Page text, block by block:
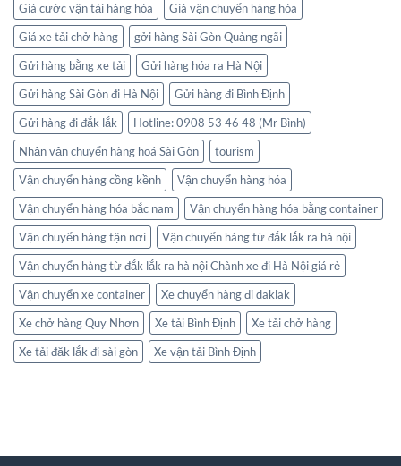
Giá cước vận tải hàng hóa
Giá vận chuyển hàng hóa
Giá xe tải chở hàng
gởi hàng Sài Gòn Quảng ngãi
Gửi hàng bằng xe tải
Gửi hàng hóa ra Hà Nội
Gửi hàng Sài Gòn đi Hà Nội
Gửi hàng đi Bình Định
Gửi hàng đi đắk lắk
Hotline: 0908 53 46 48 (Mr Bình)
Nhận vận chuyển hàng hoá Sài Gòn
tourism
Vận chuyển hàng cồng kềnh
Vận chuyển hàng hóa
Vận chuyển hàng hóa bắc nam
Vận chuyển hàng hóa bằng container
Vận chuyển hàng tận nơi
Vận chuyển hàng từ đắk lắk ra hà nội
Vận chuyển hàng từ đắk lắk ra hà nội Chành xe đi Hà Nội giá rẻ
Vận chuyển xe container
Xe chuyển hàng đi daklak
Xe chở hàng Quy Nhơn
Xe tải Bình Định
Xe tải chở hàng
Xe tải đăk lắk đi sài gòn
Xe vận tải Bình Định